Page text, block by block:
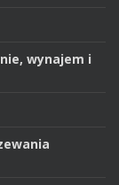
wynajem i